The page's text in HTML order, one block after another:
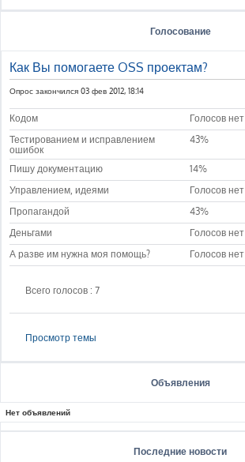
Голосование
Как Вы помогаете OSS проектам?
Опрос закончился 03 фев 2012, 18:14
Кодом
Голосов нет
Тестированием и исправлением
ошибок
43%
Пишу документацию
14%
Управлением, идеями
Голосов нет
Пропагандой
43%
Деньгами
Голосов нет
А разве им нужна моя помощь?
Голосов нет
Всего голосов : 7
Просмотр темы
Объявления
Нет объявлений
Последние новости